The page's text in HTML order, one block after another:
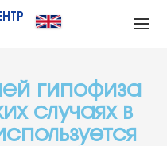
гипофиза
случаях в